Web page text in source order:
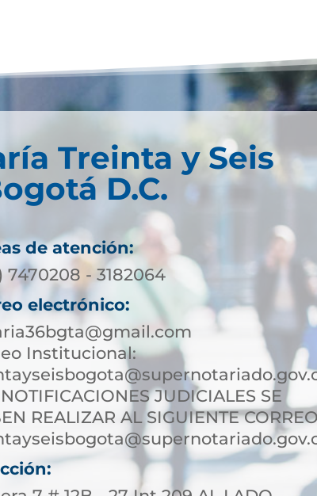
Treinta y Seis
D.C.
de atención:
7470208 - 3182064
electrónico:
Institucional:
JUDICIALES SE
REALIZAR AL SIGUIENTE